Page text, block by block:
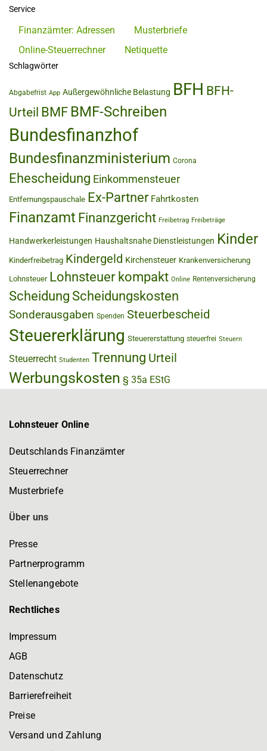
Service
Finanzämter: Adressen
Musterbriefe
Online-Steuerrechner
Netiquette
Schlagwörter
Abgabefrist App Außergewöhnliche Belastung BFH BFH-
Urteil BMF BMF-Schreiben
Bundesfinanzhof
Bundesfinanzministerium Corona
Ehescheidung Einkommensteuer
Entfernungspauschale Ex-Partner Fahrtkosten
Finanzamt Finanzgericht Freibetrag Freibeträge
Handwerkerleistungen Haushaltsnahe Dienstleistungen Kinder
Kinderfreibetrag Kindergeld Kirchensteuer Krankenversicherung
Lohnsteuer Lohnsteuer kompakt Online Rentenversicherung
Scheidung Scheidungskosten
Sonderausgaben Spenden Steuerbescheid
Steuererklärung Steuererstattung steuerfrei Steuern
Steuerrecht Studenten Trennung Urteil
Werbungskosten § 35a EStG
Lohnsteuer Online
Deutschlands Finanzämter
Steuerrechner
Musterbriefe
Über uns
Presse
Partnerprogramm
Stellenangebote
Rechtliches
Impressum
AGB
Datenschutz
Barrierefreiheit
Preise
Versand und Zahlung